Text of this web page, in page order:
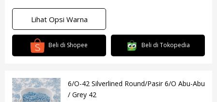
Lihat Opsi Warna
Beli di Shopee Beli di Tokopedia
6/O-42 Silverlined Round/Pasir 6/O Abu-Abu
/ Grey 42